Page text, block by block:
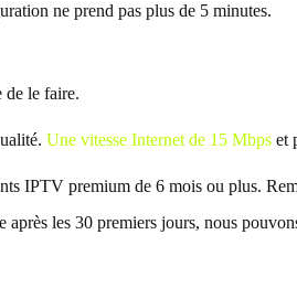
ne prend pas plus de 5 minutes.
de le faire.
Une vitesse Internet de 15 Mbps et
IPTV premium de 6 mois ou plus.
les 30 premiers jours, nous